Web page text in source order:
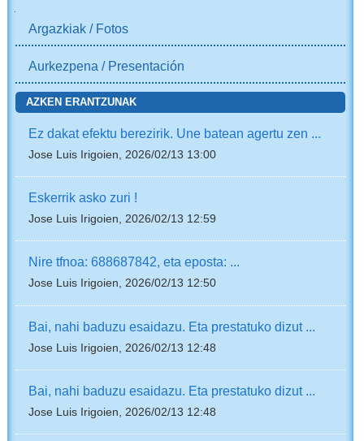
Argazkiak / Fotos
Aurkezpena / Presentación
AZKEN ERANTZUNAK
Ez dakat efektu berezirik. Une batean agertu zen ...
Jose Luis Irigoien, 2026/02/13 13:00
Eskerrik asko zuri !
Jose Luis Irigoien, 2026/02/13 12:59
Nire tfnoa: 688687842, eta eposta: ...
Jose Luis Irigoien, 2026/02/13 12:50
Bai, nahi baduzu esaidazu. Eta prestatuko dizut ...
Jose Luis Irigoien, 2026/02/13 12:48
Bai, nahi baduzu esaidazu. Eta prestatuko dizut ...
Jose Luis Irigoien, 2026/02/13 12:48